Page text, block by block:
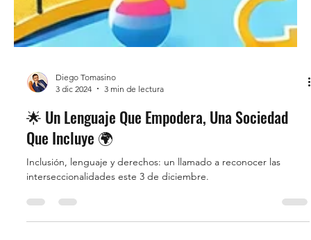
3 dic 2024
3 min de lectura
🌟 Un Lenguaje Que Empodera, Una Sociedad
Que Incluye 🌍
interseccionalidades este 3 de diciembre.